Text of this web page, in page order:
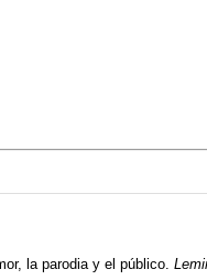
la parodia y el público.